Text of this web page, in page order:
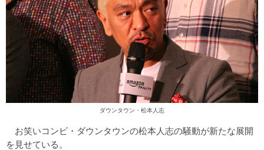
ダウンタウン・松本人志
お笑いコンビ・ダウンタウンの松本人志の騒動が新たな展開
を見せている。